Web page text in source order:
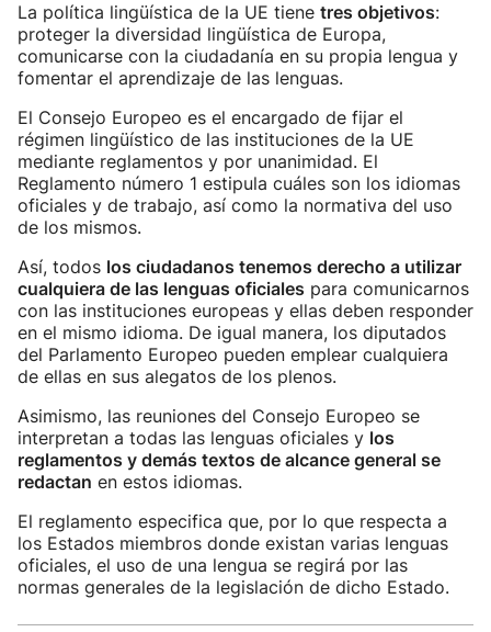
La política lingüística de la UE tiene tres objetivos:
proteger la diversidad lingüística de Europa,
comunicarse con la ciudadanía en su propia lengua y
fomentar el aprendizaje de las lenguas.
El Consejo Europeo es el encargado de fijar el
régimen lingüístico de las instituciones de la UE
mediante reglamentos y por unanimidad. El
Reglamento número 1 estipula cuáles son los idiomas
oficiales y de trabajo, así como la normativa del uso
de los mismos.
Así, todos los ciudadanos tenemos derecho a utilizar
cualquiera de las lenguas oficiales para comunicarnos
con las instituciones europeas y ellas deben responder
en el mismo idioma. De igual manera, los diputados
del Parlamento Europeo pueden emplear cualquiera
de ellas en sus alegatos de los plenos.
Asimismo, las reuniones del Consejo Europeo se
interpretan a todas las lenguas oficiales y los
reglamentos y demás textos de alcance general se
redactan en estos idiomas.
El reglamento especifica que, por lo que respecta a
los Estados miembros donde existan varias lenguas
oficiales, el uso de una lengua se regirá por las
normas generales de la legislación de dicho Estado.